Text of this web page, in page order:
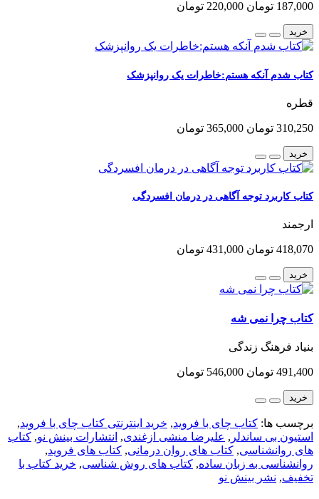
187,000 تومان 220,000 تومان
خرید
کتاب شدم آنکه هستم:خاطرات یک روانپزشک
قطره
310,250 تومان 365,000 تومان
خرید
کتاب کاربرد توجه آگاهی در درمان افسردگی
ارجمند
418,070 تومان 431,000 تومان
خرید
کتاب چرا نمی شه
بنیاد فرهنگ زندگی
491,400 تومان 546,000 تومان
خرید
برچسب ها: کتاب چای با فروید, خرید اینترنتی کتاب چای با فروید,
استیون بی ساندلر , علیرضا منشی ازغندی, انتشارات بینش نو, کتاب
های روانشناسی, کتاب های روان درمانی, کتاب های فروید,
روانشناسی به زبان ساده, کتاب های روش شناسی, خرید کتاب با
تخفیف, نشر بینش نو